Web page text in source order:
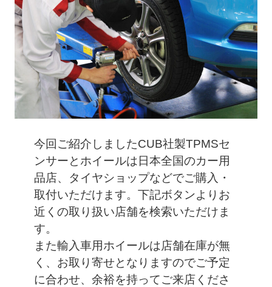
今回ご紹介しましたCUB社製TPMSセ
ンサーとホイールは日本全国のカー用
品店、タイヤショップなどでご購入・
取付いただけます。下記ボタンよりお
近くの取り扱い店舗を検索いただけま
す。
また輸入車用ホイールは店舗在庫が無
く、お取り寄せとなりますのでご予定
に合わせ、余裕を持ってご来店くださ